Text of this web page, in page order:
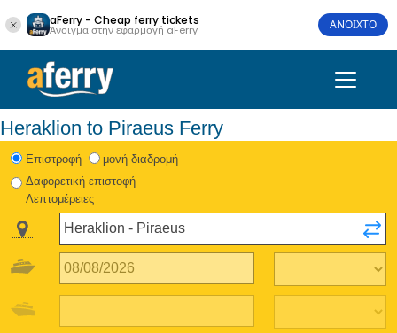
aFerry - Cheap ferry tickets
Άνοιγμα στην εφαρμογή aFerry ΑΝΟΙΧΤΟ
Heraklion to Piraeus Ferry
Eπιστροφή
μονή διαδρομή
Δαφορετική επιστοφή
Λεπτομέρειες